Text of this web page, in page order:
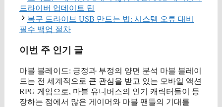
고
리
드라이버 업데이트 팁
복구 드라이브 USB 만드는 법: 시스템 오류 대비
필수 백업 절차
이번 주 인기 글
마블 블레이드: 긍정과 부정의 양면 분석 마블 블레이
드는 전 세계적으로 큰 관심을 받고 있는 모바일 액션
RPG 게임으로, 마블 유니버스의 인기 캐릭터들이 등
장하는 점에서 많은 게이머와 마블 팬들의 기대를